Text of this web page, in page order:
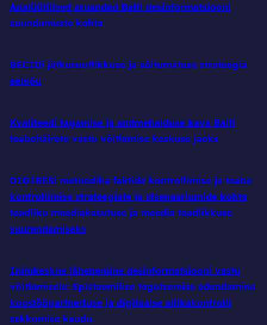
Analüütilised aruanded Balti desinformatsiooni
suundumuste kohta
BECIDi jätkusuutlikkuse ja sõltumatuse strateegia
eelnõu
Kvaliteedi tagamise ja andmehalduse kava Balti
teabehäirete vastu võitlemise keskuse jaoks
DIGIRESi metoodika faktide kontrollimise ja teabe
kontrollimise strateegiate ja stsenaariumide kohta
teadliku meediakasutuse ja meedia teadlikkuse
suurendamiseks
Inimkeskne lähenemine desinformatsiooni vastu
võitlemisele: Episteemilise tegutsemise edendamine
koostööpartnerluse ja digitaalse allikakontrolli
sekkumise kaudu.